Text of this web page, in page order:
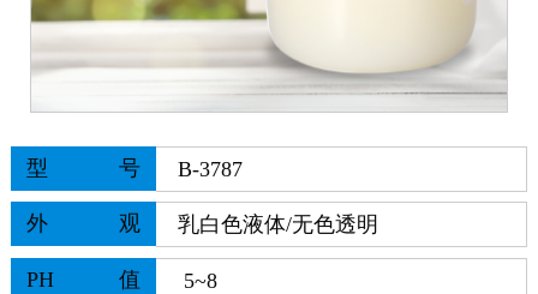
型号 B-3787
外观 乳白色液体/无色透明
PH值 5~8